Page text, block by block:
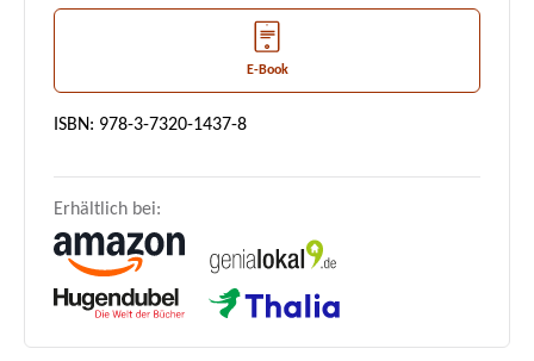
E-Book
ISBN: 978-3-7320-1437-8
Erhältlich bei: